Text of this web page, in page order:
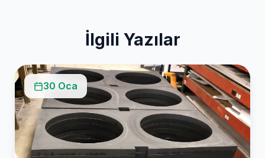
İlgili Yazılar
30 Oca